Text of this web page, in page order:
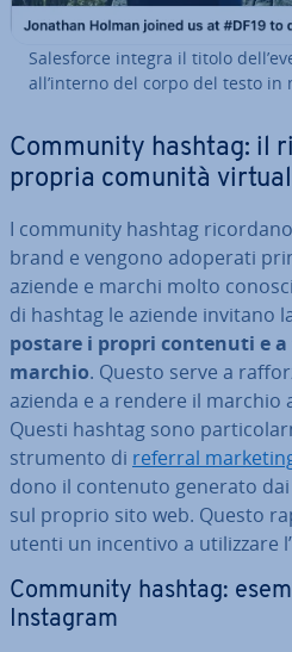
Sa­le­sfor­ce integra il titolo
all’interno del corpo del testo in
Community hashtag: il
propria comunità
I community hashtag
brand e vengono adoperati
aziende e marchi molto
di hashtag le aziende invitano
postare i propri contenuti e a
marchio. Questo serve a
azienda e a rendere il marchio
Questi hashtag sono
strumento di referral
do­no il contenuto generato
sul proprio sito web. Questo
utenti un incentivo a uti­liz­za­re
Community hashtag:
Instagram